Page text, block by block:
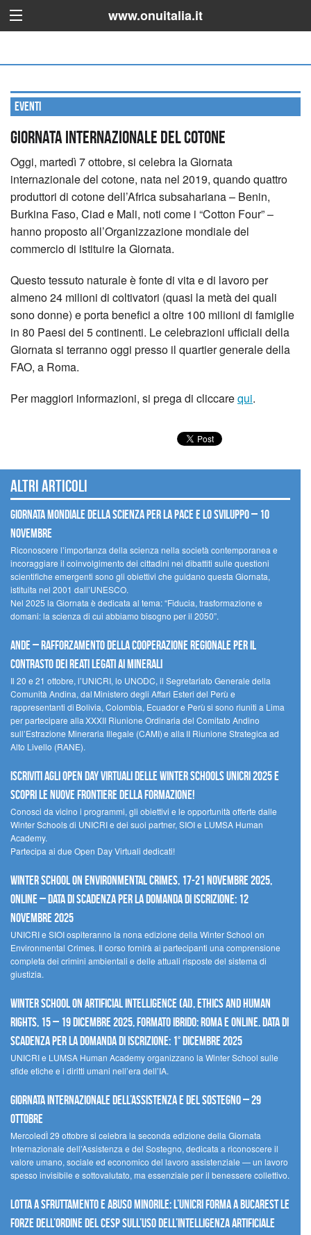
www.onuitalia.it
Eventi
Giornata internazionale del cotone
Oggi, martedì 7 ottobre, si celebra la Giornata
internazionale del cotone, nata nel 2019, quando quattro
produttori di cotone dell’Africa subsahariana – Benin,
Burkina Faso, Ciad e Mali, noti come i “Cotton Four” –
hanno proposto all’Organizzazione mondiale del
commercio di istituire la Giornata.
Questo tessuto naturale è fonte di vita e di lavoro per
almeno 24 milioni di coltivatori (quasi la metà dei quali
sono donne) e porta benefici a oltre 100 milioni di famiglie
in 80 Paesi dei 5 continenti. Le celebrazioni ufficiali della
Giornata si terranno oggi presso il quartier generale della
FAO, a Roma.
Per maggiori informazioni, si prega di cliccarequi.
Altri articoli
Giornata mondiale della scienza per la pace e lo sviluppo – 10
novembre
Riconoscere l’importanza della scienza nella società contemporanea e
incoraggiare il coinvolgimento dei cittadini nei dibattiti sulle questioni
scientifiche emergenti sono gli obiettivi che guidano questa Giornata,
istituita nel 2001 dall’UNESCO.
Nel 2025 la Giornata è dedicata al tema: “Fiducia, trasformazione e
domani: la scienza di cui abbiamo bisogno per il 2050”.
Ande – Rafforzamento della cooperazione regionale per il
contrasto dei reati legati ai minerali
Il 20 e 21 ottobre, l’UNICRI, lo UNODC, il Segretariato Generale della
Comunità Andina, dal Ministero degli Affari Esteri del Perù e
rappresentanti di Bolivia, Colombia, Ecuador e Perù si sono riuniti a Lima
per partecipare alla XXXII Riunione Ordinaria del Comitato Andino
sull’Estrazione Mineraria Illegale (CAMI) e alla II Riunione Strategica ad
Alto Livello (RANE).
Iscriviti agli Open Day Virtuali delle Winter Schools UNICRI 2025 e
scopri le nuove frontiere della formazione!
Conosci da vicino i programmi, gli obiettivi e le opportunità offerte dalle
Winter Schools di UNICRI e dei suoi partner, SIOI e LUMSA Human
Academy.
Partecipa ai due Open Day Virtuali dedicati!
Winter School on Environmental Crimes, 17-21 novembre 2025,
Online – Data di scadenza per la domanda di iscrizione: 12
novembre 2025
UNICRI e SIOI ospiteranno la nona edizione della Winter School on
Environmental Crimes. Il corso fornirà ai partecipanti una comprensione
completa dei crimini ambientali e delle attuali risposte del sistema di
giustizia.
Winter School on Artificial Intelligence (AI), Ethics and Human
Rights, 15 – 19 dicembre 2025, Formato Ibrido: Roma e online. Data di
scadenza per la domanda di iscrizione: 1° dicembre 2025
UNICRI e LUMSA Human Academy organizzano la Winter School sulle
sfide etiche e i diritti umani nell’era dell’IA.
Giornata internazionale dell’assistenza e del sostegno – 29
ottobre
MercoledÌ 29 ottobre si celebra la seconda edizione della Giornata
Internazionale dell’Assistenza e del Sostegno, dedicata a riconoscere il
valore umano, sociale ed economico del lavoro assistenziale — un lavoro
spesso invisibile e sottovalutato, ma essenziale per il benessere collettivo.
Lotta a sfruttamento e abuso minorile: l’UNICRI forma a Bucarest le
forze dell’ordine del CESP sull’uso dell’Intelligenza Artificiale